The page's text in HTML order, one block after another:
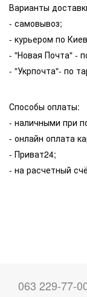
Варианты
- самовывоз;
- курьером по
- "Новая Почта" -
- "Укрпочта"- по
Способы оплаты:
- наличными при
- онлайн оплата
- Приват24;
- на расчетный
063 229-77-